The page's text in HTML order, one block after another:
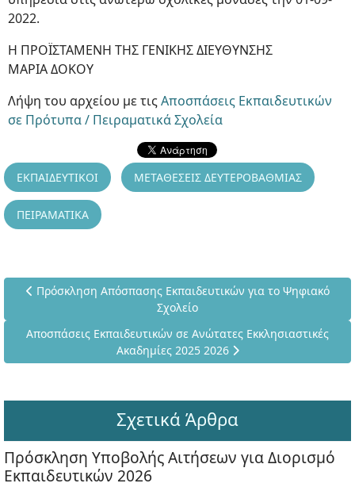
2022.
Η ΠΡΟΪΣΤΑΜΕΝΗ ΤΗΣ ΓΕΝΙΚΗΣ ΔΙΕΥΘΥΝΣΗΣ
ΜΑΡΙΑ ΔΟΚΟΥ
Λήψη του αρχείου με τιςΑποσπάσεις Εκπαιδευτικών
σε Πρότυπα / Πειραματικά Σχολεία
ΕΚΠΑΙΔΕΥΤΙΚΟΙ ΜΕΤΑΘΕΣΕΙΣ ΔΕΥΤΕΡΟΒΑΘΜΙΑΣ
ΠΕΙΡΑΜΑΤΙΚΑ
Προηγούμενο άρθρο: Πρόσκληση Απόσπασης Εκπαιδευτικών
Πρόσκληση Απόσπασης Εκπαιδευτικών για το Ψηφιακό
Σχολείο
Επόμενο άρθρο: Αποσπάσεις Εκπαιδευτικών σε Ανώτατες
Αποσπάσεις Εκπαιδευτικών σε Ανώτατες Εκκλησιαστικές
Ακαδημίες 2025 2026
Σχετικά Άρθρα
Πρόσκληση Υποβολής Αιτήσεων για Διορισμό
Εκπαιδευτικών 2026